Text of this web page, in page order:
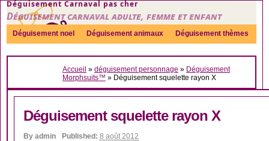
Déguisement Carnaval pas cher
Déguisement carnaval adulte, femme et enfant
Déguisement noel Déguisement animaux Déguisement thèmes
Sexy Déguisement couple Déguisements par genre Idées
Accueil » déguisement personnage » Déguisement
Morphsuits™ » Déguisement squelette rayon X
Déguisement squelette rayon X
By admin Published: 8 août 2012